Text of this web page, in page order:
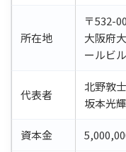
所在地
〒532-
大阪府
ールビ
代表者
北野敦士
坂本光輝
資本金